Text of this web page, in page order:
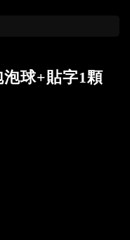
球+貼字1顆